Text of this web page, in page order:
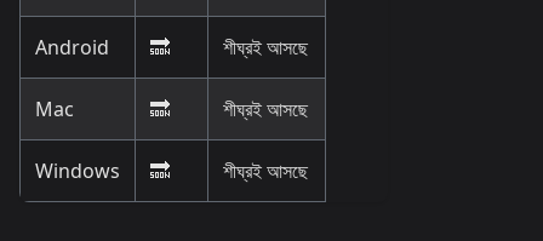
Android 🔜 শীঘ্রই আসছে
Mac 🔜 শীঘ্রই আসছে
Windows 🔜 শীঘ্রই আসছে